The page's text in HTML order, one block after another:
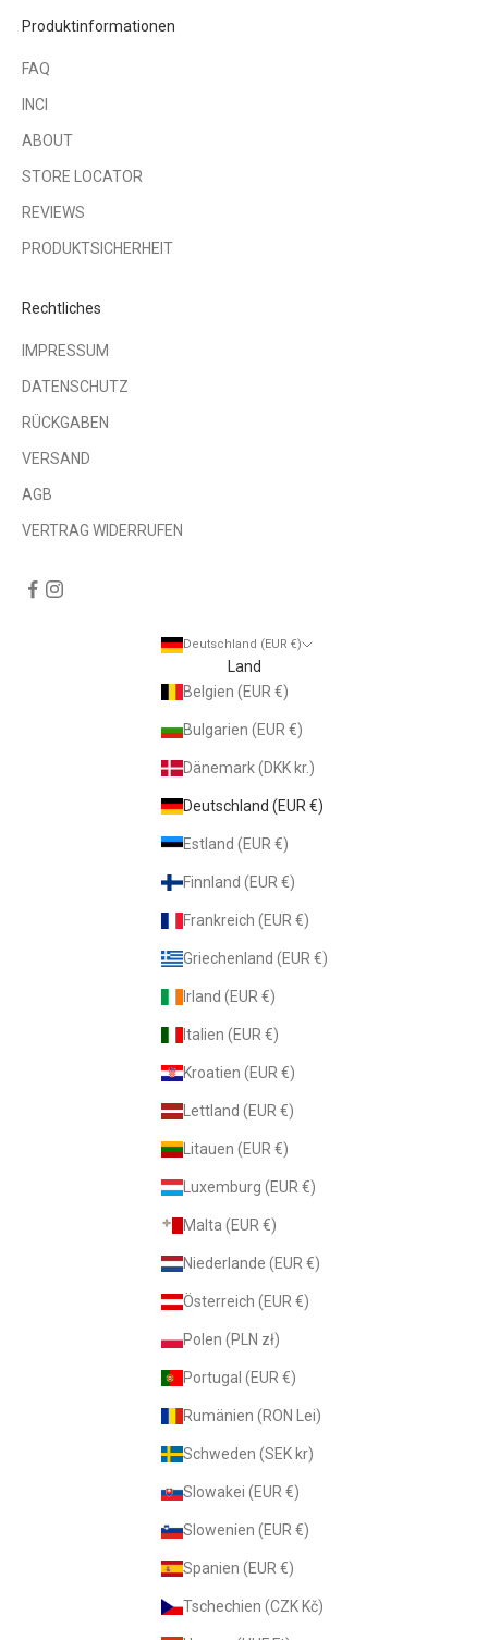
Produktinformationen
FAQ
INCI
ABOUT
STORE LOCATOR
REVIEWS
PRODUKTSICHERHEIT
Rechtliches
IMPRESSUM
DATENSCHUTZ
RÜCKGABEN
VERSAND
AGB
VERTRAG WIDERRUFEN
Deutschland (EUR €)
Land
Belgien (EUR €)
Bulgarien (EUR €)
Dänemark (DKK kr.)
Deutschland (EUR €)
Estland (EUR €)
Finnland (EUR €)
Frankreich (EUR €)
Griechenland (EUR €)
Irland (EUR €)
Italien (EUR €)
Kroatien (EUR €)
Lettland (EUR €)
Litauen (EUR €)
Luxemburg (EUR €)
Malta (EUR €)
Niederlande (EUR €)
Österreich (EUR €)
Polen (PLN zł)
Portugal (EUR €)
Rumänien (RON Lei)
Schweden (SEK kr)
Slowakei (EUR €)
Slowenien (EUR €)
Spanien (EUR €)
Tschechien (CZK Kč)